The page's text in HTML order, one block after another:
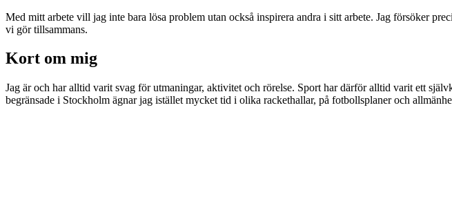
Med mitt arbete vill jag inte bara lösa problem utan också inspirera andra i sitt arbete. Jag försöker
vi gör tillsammans.
Kort om mig
Jag är och har alltid varit svag för utmaningar, aktivitet och rörelse. Sport har därför alltid varit ett
begränsade i Stockholm ägnar jag istället mycket tid i olika rackethallar, på fotbollsplaner och